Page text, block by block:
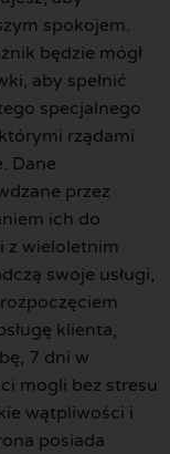
spokojem.
będzie mógł
aby spełnić
specjalnego
rządami
Dane
przez
ich do
z wieloletnim
swoje usługi,
klienta,
7 dni w
mogli bez stresu
wątpliwości i
posiada